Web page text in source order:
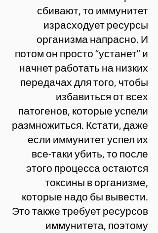
сбивают, то иммунитет
израсходует ресурсы
организма напрасно. И
потом он просто “устанет” и
начнет работать на низких
передачах для того, чтобы
избавиться от всех
патогенов, которые успели
размножиться. Кстати, даже
если иммунитет успел их
все-таки убить, то после
этого процесса остаются
токсины в организме,
которые надо бы вывести.
Это также требует ресурсов
иммунитета, поэтому